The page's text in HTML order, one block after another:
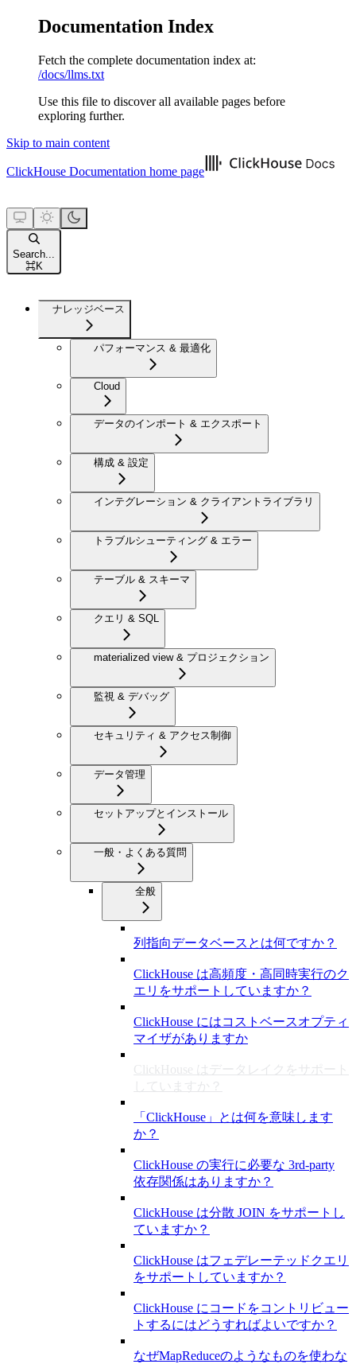
Documentation Index
Fetch the complete documentation index at:
/docs/llms.txt
Use this file to discover all available pages before
exploring further.
Skip to main content
ClickHouse Documentation home page
Search...
⌘K
ナレッジベース
パフォーマンス & 最適化
Cloud
データのインポート & エクスポート
構成 & 設定
インテグレーション & クライアントライブラリ
トラブルシューティング & エラー
テーブル & スキーマ
クエリ & SQL
materialized view & プロジェクション
監視 & デバッグ
セキュリティ & アクセス制御
データ管理
セットアップとインストール
一般・よくある質問
全般
列指向データベースとは何ですか？
ClickHouse は高頻度・高同時実行のク
エリをサポートしていますか？
ClickHouse にはコストベースオプティ
マイザがありますか
ClickHouse はデータレイクをサポート
していますか？
「ClickHouse」とは何を意味します
か？
ClickHouse の実行に必要な 3rd-party
依存関係はありますか？
ClickHouse は分散 JOIN をサポートし
ていますか？
ClickHouse はフェデレーテッドクエリ
をサポートしていますか？
ClickHouse にコードをコントリビュー
トするにはどうすればよいですか？
なぜMapReduceのようなものを使わな